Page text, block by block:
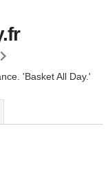
'Basket All Day.'